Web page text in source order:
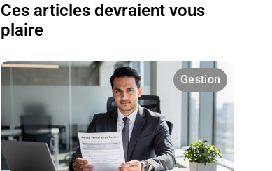
Ces articles devraient vous
plaire
Gestion